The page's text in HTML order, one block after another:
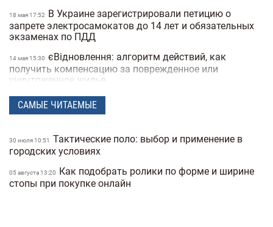
18 мая 17:52
В Украине зарегистрировали петицию о
запрете электросамокатов до 14 лет и обязательных
экзаменах по ПДД
14 мая 15:30 єВідновлення: алгоритм действий, как
получить компенсацию за поврежденное или
уничтоженное жилье
15:50 В Украине хотят запретить электросамокаты на
тротуарах: где и как они будут ездить
областей выпал снег посреди апреля (фото)
как это повлияло на стоимость недвижимости
САМЫЕ ЧИТАЕМЫЕ
30 июля 10:51
Тактические поло: выбор и применение в
городских условиях
05 августа 13:20
Как подобрать ролики по форме и ширине
стопы при покупке онлайн